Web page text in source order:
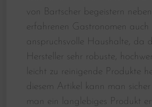
von Bartscher begeistern neben
erfahrenen Gastronomen auch
anspruchsvolle Haushalte, da
Hersteller sehr robuste,
leicht zu reinigende Produkte
diesem Artikel kann man
man ein langlebiges Produkt